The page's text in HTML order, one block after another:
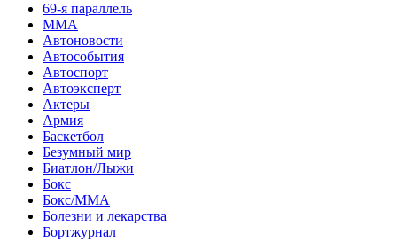
69-я параллель
MMA
Автоновости
Автособытия
Автоспорт
Автоэксперт
Актеры
Армия
Баскетбол
Безумный мир
Биатлон/Лыжи
Бокс
Бокс/MMA
Болезни и лекарства
Бортжурнал